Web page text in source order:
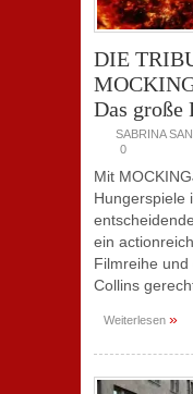
DIE
Das große
SABRINA
0
Mit
Hungerspiele
ein
Filmreihe
Collins
Weiterlesen »